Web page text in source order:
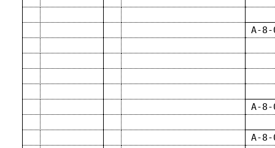
A-8-
A-8-
A-8-